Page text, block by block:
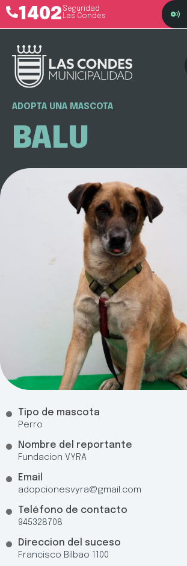
1402 Seguridad
Las Condes
ADOPTA UNA MASCOTA
BALU
Tipo de mascota
Perro
Nombre del reportante
Fundacion VYRA
Email
adopcionesvyra@gmail.com
Teléfono de contacto
945328708
Direccion del suceso
Francisco Bilbao 1100